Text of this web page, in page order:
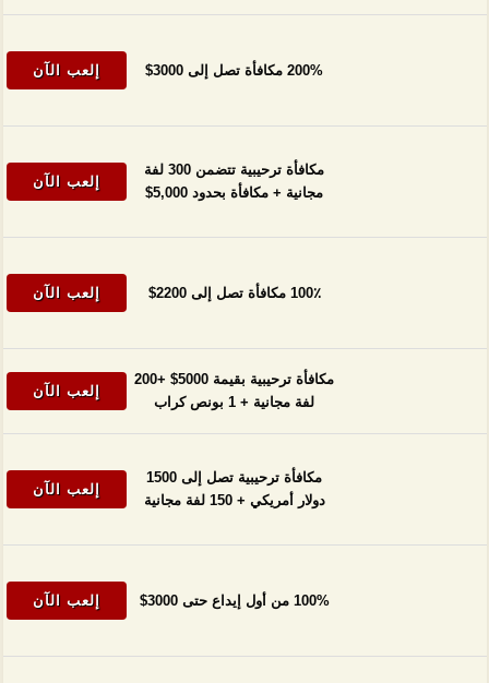
200% مكافأة تصل إلى 3000$ إلعب الآن
مكافأة ترحيبية تتضمن 300 لفة
مجانية + مكافأة بحدود 5,000$
إلعب الآن
100٪ مكافأة تصل إلى 2200$ إلعب الآن
مكافأة ترحيبية بقيمة 5000$ +200
لفة مجانية + 1 بونص كراب
إلعب الآن
مكافأة ترحيبية تصل إلى 1500
دولار أمريكي + 150 لفة مجانية
إلعب الآن
100% من أول إيداع حتى 3000$ إلعب الآن